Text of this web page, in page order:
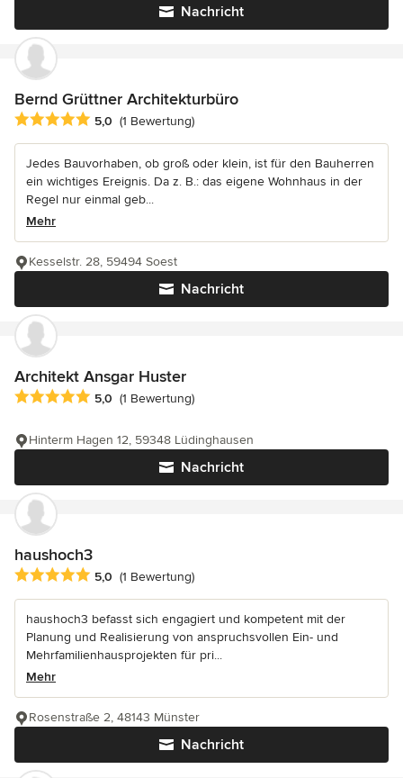
Nachricht
Bernd Grüttner Architekturbüro
Durchschnittliche Bewertung: 5 von 5 Sternen
5,0 (1 Bewertung)
Jedes Bauvorhaben, ob groß oder klein, ist für den Bauherren
ein wichtiges Ereignis. Da z. B.: das eigene Wohnhaus in der
Regel nur einmal geb...
Mehr
Nachricht
Kesselstr. 28, 59494 Soest
Architekt Ansgar Huster
Durchschnittliche Bewertung: 5 von 5 Sternen
5,0 (1 Bewertung)
Nachricht
Hinterm Hagen 12, 59348 Lüdinghausen
haushoch3
Durchschnittliche Bewertung: 5 von 5 Sternen
5,0 (1 Bewertung)
haushoch3 befasst sich engagiert und kompetent mit der
Planung und Realisierung von anspruchsvollen Ein- und
Mehrfamilienhausprojekten für pri...
Mehr
Nachricht
Rosenstraße 2, 48143 Münster